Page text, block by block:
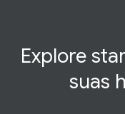
Explore
suas